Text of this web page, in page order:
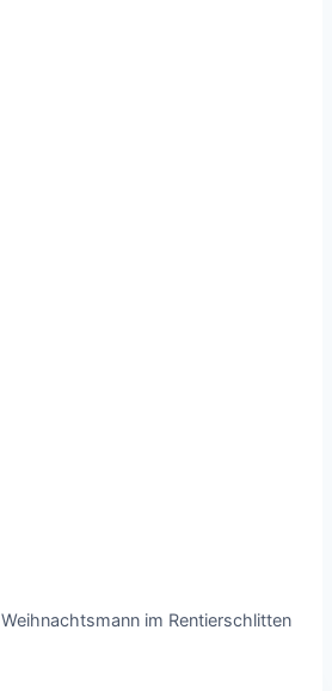
Weihnachtsmann im Rentierschlitten